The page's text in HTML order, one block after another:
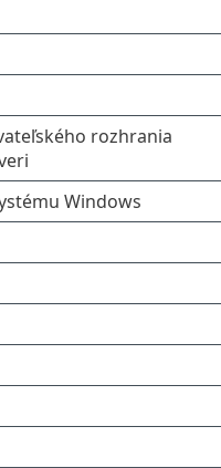
rozhrania
Windows